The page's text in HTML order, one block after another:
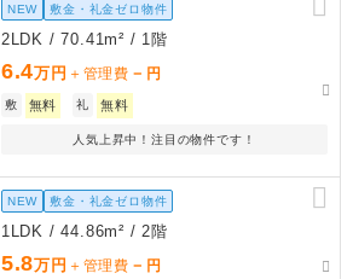
NEW 敷金・礼金ゼロ物件
2LDK / 70.41m² / 1階
6.4万円 ＋管理費 － 円
敷 無料 礼 無料
人気上昇中！注目の物件です！
NEW 敷金・礼金ゼロ物件
1LDK / 44.86m² / 2階
5.8万円 ＋管理費 － 円